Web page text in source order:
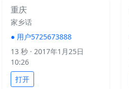
重庆
家乡话
● 用户5725673888
13 秒 · 2017年1月25日
10:26
打开